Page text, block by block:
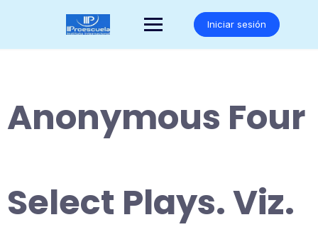
Iniciar sesión
Anonymous Four
Select Plays. Viz.